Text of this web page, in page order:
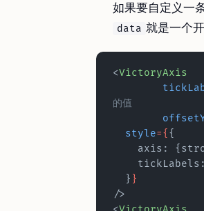
如果要自定义一
data 就是一个
<VictoryAxis
的值
  style
={ {
axis:
  }
}
/>